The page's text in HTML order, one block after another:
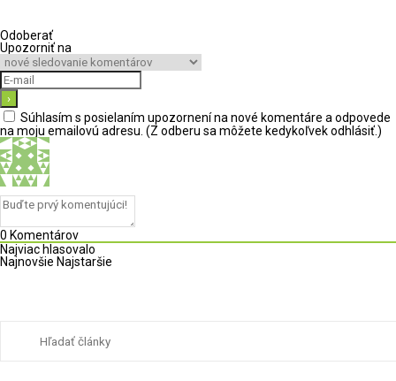
Odoberať
Upozorniť na
Súhlasím s posielaním upozornení na nové komentáre a odpovede
na moju emailovú adresu. (Z odberu sa môžete kedykoľvek odhlásiť.)
0 Komentárov
Najviac hlasovalo
Najnovšie Najstaršie